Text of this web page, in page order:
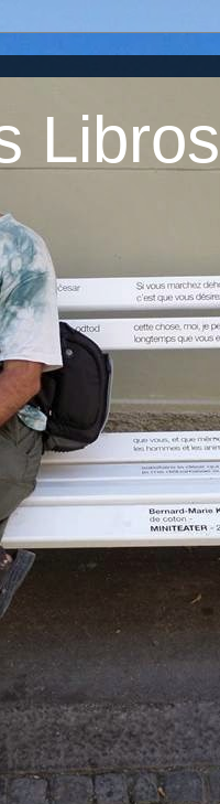
Libros